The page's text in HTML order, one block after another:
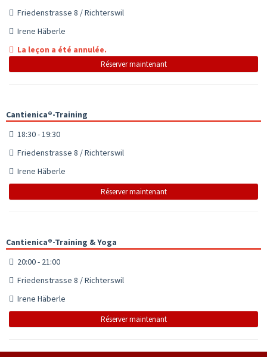
Friedenstrasse 8 / Richterswil
Irene Häberle
La leçon a été annulée.
Réserver maintenant
Cantienica®-Training
18:30 - 19:30
Friedenstrasse 8 / Richterswil
Irene Häberle
Réserver maintenant
Cantienica®-Training & Yoga
20:00 - 21:00
Friedenstrasse 8 / Richterswil
Irene Häberle
Réserver maintenant